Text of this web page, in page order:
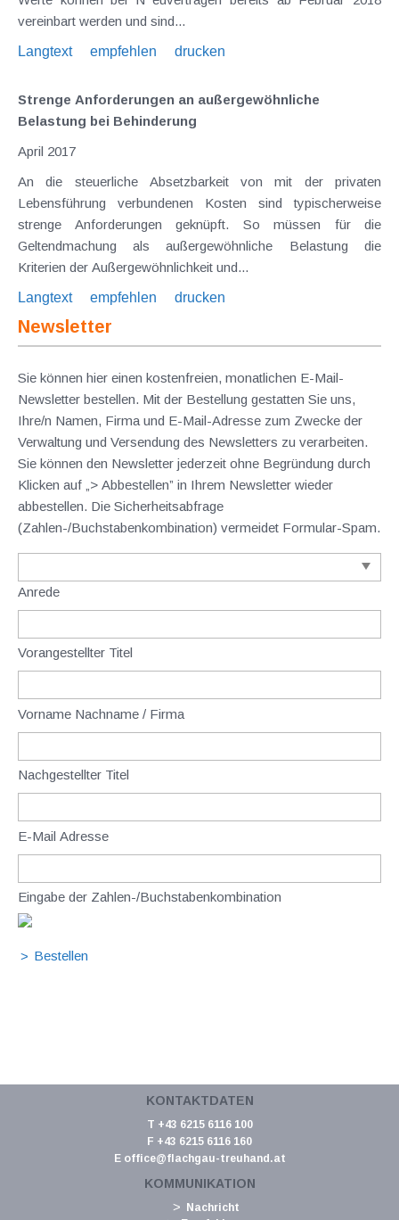
vereinbart werden und sind...
Langtext
empfehlen drucken
Strenge Anforderungen an außergewöhnliche
Belastung bei Behinderung
April 2017
An die steuerliche Absetzbarkeit von mit der privaten
Lebensführung verbundenen Kosten sind typischerweise
strenge Anforderungen geknüpft. So müssen für die
Geltendmachung als außergewöhnliche Belastung die
Kriterien der Außergewöhnlichkeit und...
Langtext
empfehlen drucken
Newsletter
Sie können hier einen kostenfreien, monatlichen E-Mail-
Newsletter bestellen. Mit der Bestellung gestatten Sie uns,
Ihre/n Namen, Firma und E-Mail-Adresse zum Zwecke der
Verwaltung und Versendung des Newsletters zu verarbeiten.
Sie können den Newsletter jederzeit ohne Begründung durch
Klicken auf „> Abbestellen” in Ihrem Newsletter wieder
abbestellen. Die Sicherheitsabfrage
(Zahlen-/Buchstabenkombination) vermeidet Formular-Spam.
Anrede
Vorangestellter Titel
Vorname Nachname / Firma
Nachgestellter Titel
E-Mail Adresse
Eingabe der Zahlen-/Buchstabenkombination
KONTAKTDATEN
T +43 6215 6116 100
F +43 6215 6116 160
E office@flachgau-treuhand.at
KOMMUNIKATION
Nachricht